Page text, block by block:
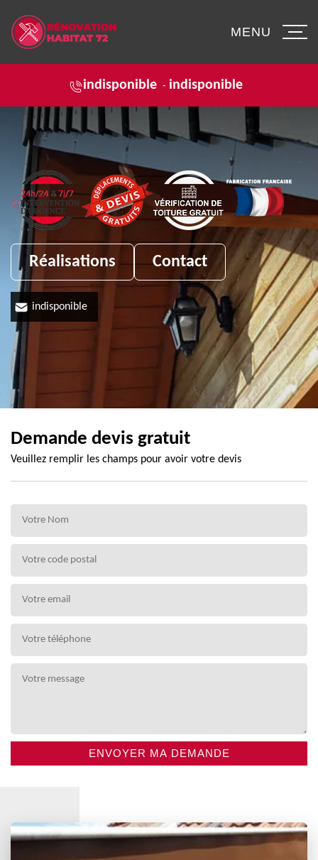
indisponible - indisponible
MENU
Réalisations Contact
indisponible
Demande devis gratuit
Veuillez remplir les champs pour avoir votre devis